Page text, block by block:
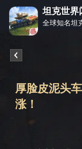
坦克世界
全球知名坦
厚脸皮泥头
涨！